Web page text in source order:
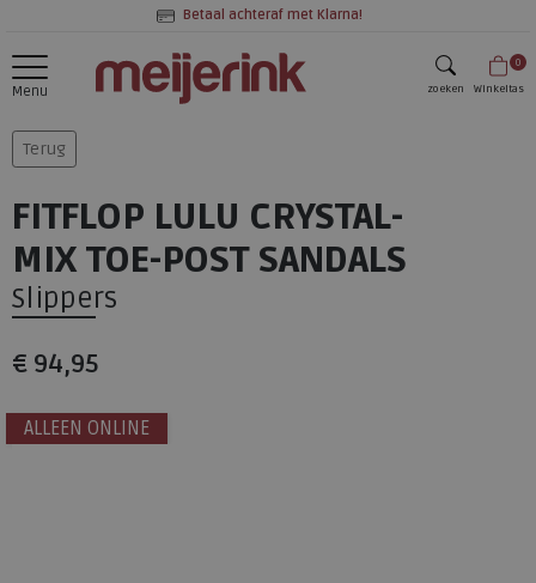
Betaal achteraf met Klarna!
Menu zoeken
0
Winkeltas
Terug
FITFLOP LULU CRYSTAL-
MIX TOE-POST SANDALS
Slippers
€ 94,95
ALLEEN ONLINE